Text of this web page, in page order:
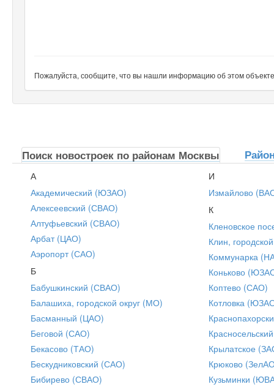
Пожалуйста, сообщите, что вы нашли информацию об этом
Поиск новостроек по районам Москвы
А
Академический (ЮЗАО)
Алексеевский (СВАО)
Алтуфьевский (СВАО)
Арбат (ЦАО)
Аэропорт (САО)
Б
Бабушкинский (СВАО)
Балашиха, городской округ (МО)
Басманный (ЦАО)
Беговой (САО)
Бекасово (ТАО)
Бескудниковский (САО)
Бибирево (СВАО)
И
Измайлово
К
Кленовское
Клин,
Коммунарка
Коньково
Коптево (САО)
Котловка
Крылатское
Крюково
Кузьминки